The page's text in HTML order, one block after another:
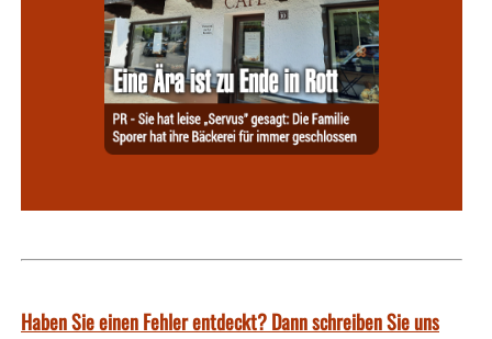
Haben Sie einen Fehler entdeckt? Dann schreiben Sie uns